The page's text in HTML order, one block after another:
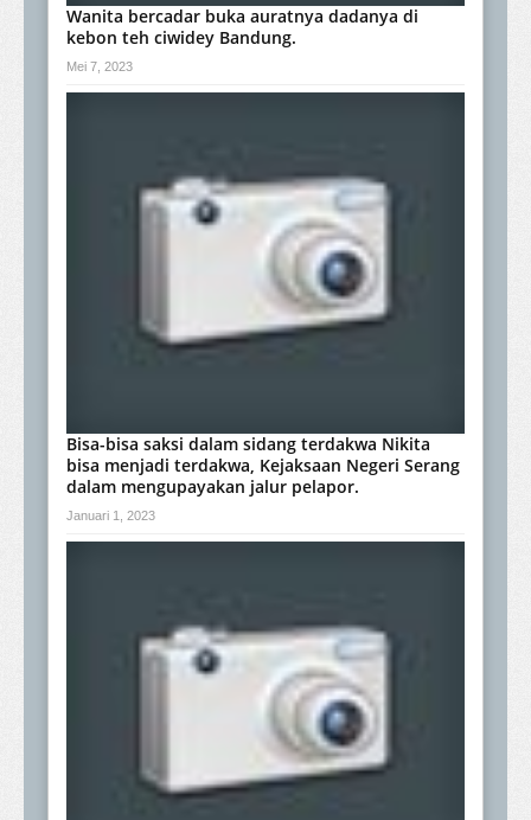
Wanita bercadar buka auratnya dadanya di
kebon teh ciwidey Bandung.
Mei 7, 2023
Bisa-bisa saksi dalam sidang terdakwa Nikita
bisa menjadi terdakwa, Kejaksaan Negeri Serang
dalam mengupayakan jalur pelapor.
Januari 1, 2023